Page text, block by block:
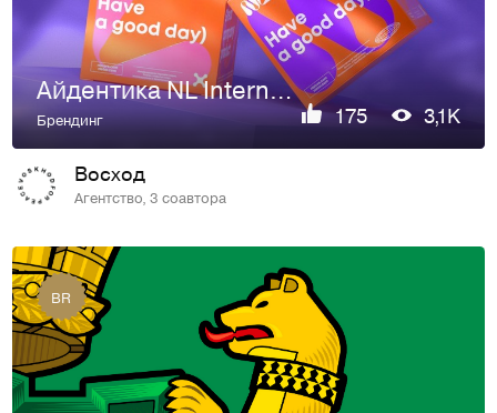
Айдентика NL International
Брендинг 175 3,1K
Восход
Агентство, 3 соавтора
BR